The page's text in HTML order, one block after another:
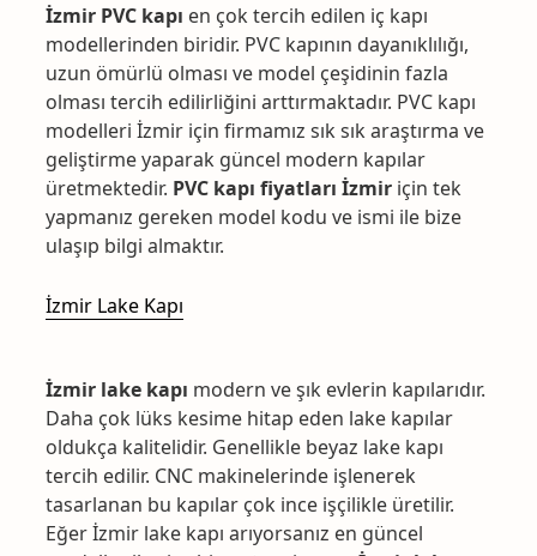
İzmir PVC kapı en çok tercih edilen iç kapı
modellerinden biridir. PVC kapının dayanıklılığı,
uzun ömürlü olması ve model çeşidinin fazla
olması tercih edilirliğini arttırmaktadır. PVC kapı
modelleri İzmir için firmamız sık sık araştırma ve
geliştirme yaparak güncel modern kapılar
üretmektedir. PVC kapı fiyatları İzmir için tek
yapmanız gereken model kodu ve ismi ile bize
ulaşıp bilgi almaktır.
İzmir Lake Kapı
İzmir lake kapı modern ve şık evlerin kapılarıdır.
Daha çok lüks kesime hitap eden lake kapılar
oldukça kalitelidir. Genellikle beyaz lake kapı
tercih edilir. CNC makinelerinde işlenerek
tasarlanan bu kapılar çok ince işçilikle üretilir.
Eğer İzmir lake kapı arıyorsanız en güncel